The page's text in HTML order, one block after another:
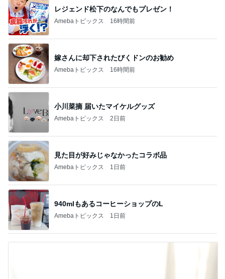
レジェンド松下のなんでもプレゼン！
Amebaトピックス 16時間前
嫁さんに却下されたびくドンのお勧め
Amebaトピックス 16時間前
小川菜摘 届いたマイケルグッズ
Amebaトピックス 2日前
見た目が好みじゃなかったコラボ品
Amebaトピックス 1日前
940mlもあるコーヒーショップのL
Amebaトピックス 1日前